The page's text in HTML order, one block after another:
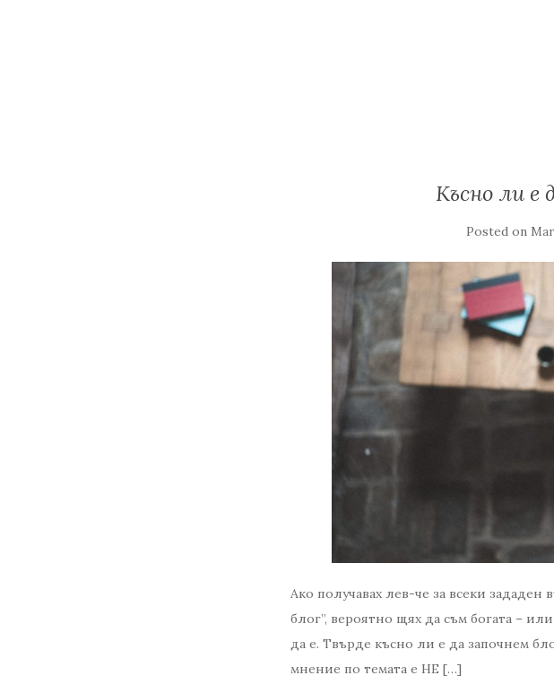
Късно ли е
Posted on
Ако получавах лев-че за всеки
блог”, вероятно щях да съм богата –
да е. Твърде късно ли е да започнем
мнение по темата е НЕ […]